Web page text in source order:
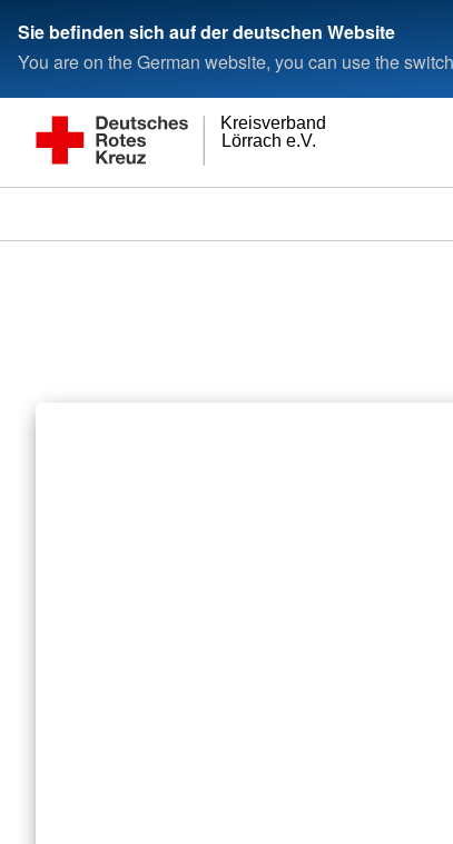
Sie befinden sich auf der deutschen Website
You are on the German website, you can use the
Lörrach e.V.
Kreisverband